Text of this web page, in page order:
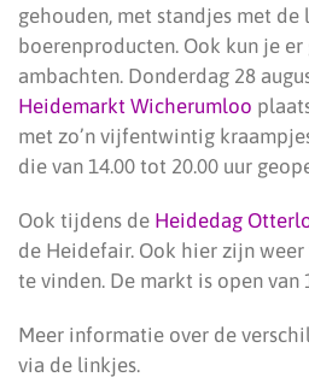
gehouden, met standjes met de
boerenproducten. Ook kun je
ambachten. Donderdag 28
Heidemarkt Wicherumloo
met zo’n vijfentwintig
die van 14.00 tot 20.00 uur
Ook tijdens de Heidedag
de Heidefair. Ook hier zijn
te vinden. De markt is open van
Meer informatie over de
via de linkjes.